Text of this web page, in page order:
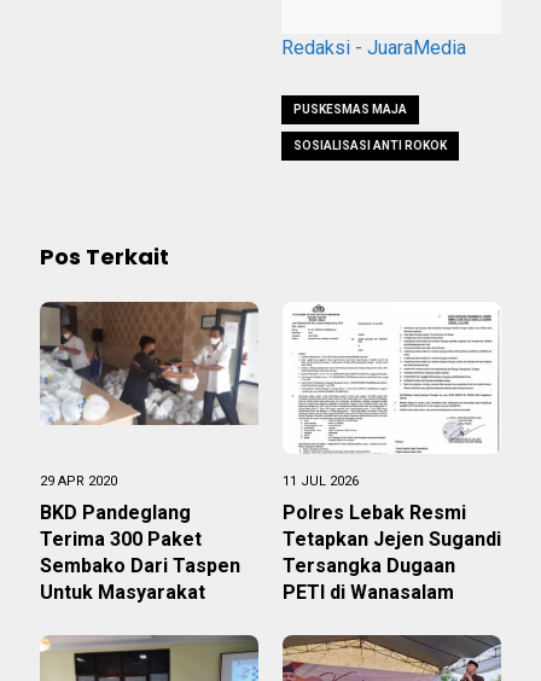
Redaksi - JuaraMedia
PUSKESMAS MAJA
SOSIALISASI ANTI ROKOK
Pos Terkait
29 APR 2020
BKD Pandeglang
Terima 300 Paket
Sembako Dari Taspen
Untuk Masyarakat
11 JUL 2026
Polres Lebak Resmi
Tetapkan Jejen Sugandi
Tersangka Dugaan
PETI di Wanasalam